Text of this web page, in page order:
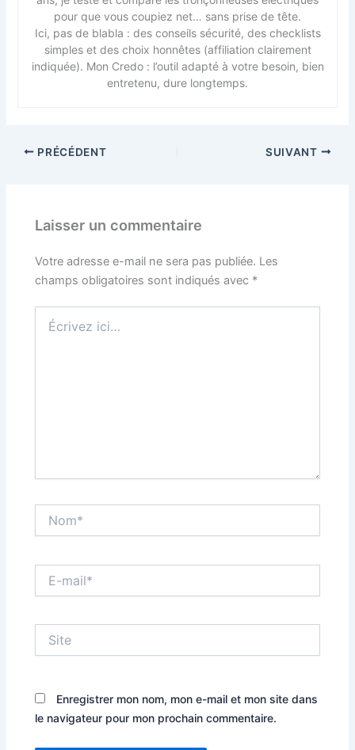
pour que vous coupiez net… sans prise de tête.
Ici, pas de blabla : des conseils sécurité, des checklists
simples et des choix honnêtes (affiliation clairement
indiquée). Mon Credo : l’outil adapté à votre besoin, bien
entretenu, dure longtemps.
PRÉCÉDENT SUIVANT
Laisser un commentaire
Votre adresse e-mail ne sera pas publiée. Les
champs obligatoires sont indiqués avec *
ici…
mail*
Enregistrer mon nom, mon e-mail et mon site dans
le navigateur pour mon prochain commentaire.